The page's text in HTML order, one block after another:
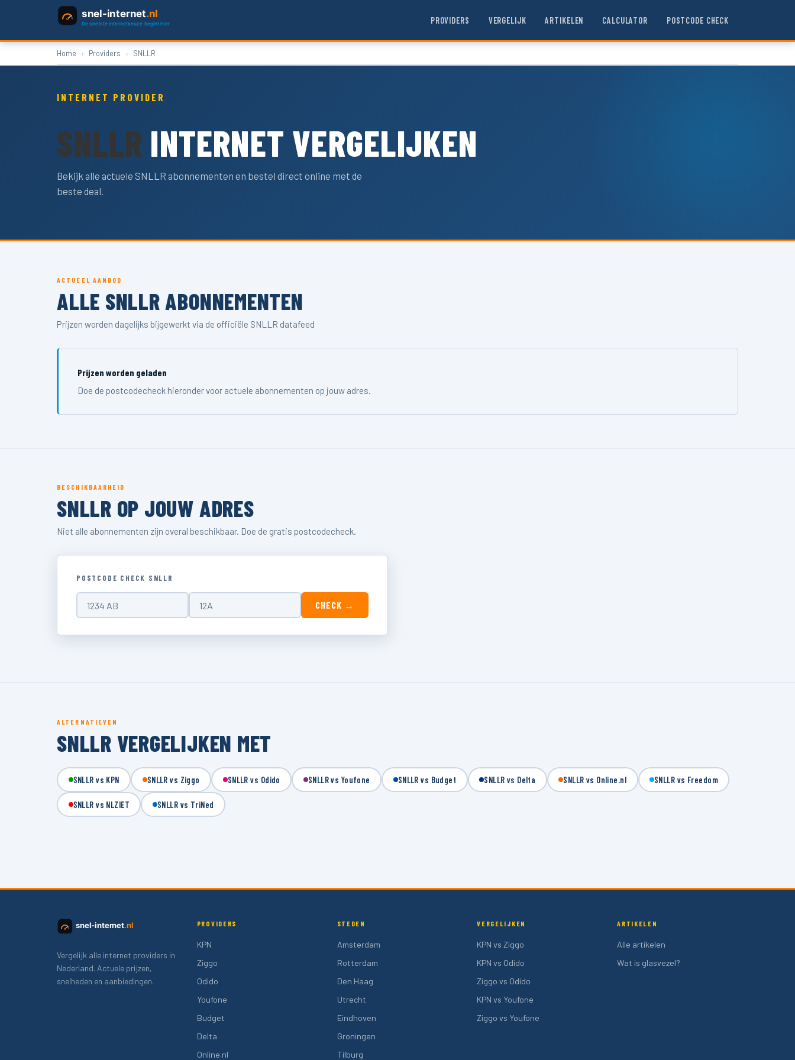
snel-internet.nl
De snelste internetkeuze begint hier PROVIDERS VERGELIJK ARTIKELEN CALCULATOR POSTCODE CHECK
Home Providers SNLLR
INTERNET PROVIDER
SNLLR INTERNET VERGELIJKEN
Bekijk alle actuele SNLLR abonnementen en bestel direct online met de
beste deal.
ACTUEEL AANBOD
ALLE SNLLR ABONNEMENTEN
Prijzen worden dagelijks bijgewerkt via de officiële SNLLR datafeed
Prijzen worden geladen
Doe de postcodecheck hieronder voor actuele abonnementen op jouw adres.
BESCHIKBAARHEID
SNLLR OP JOUW ADRES
Niet alle abonnementen zijn overal beschikbaar. Doe de gratis postcodecheck.
POSTCODE CHECK SNLLR
CHECK →
ALTERNATIEVEN
SNLLR VERGELIJKEN MET
SNLLR vs KPN SNLLR vs Ziggo SNLLR vs Odido SNLLR vs Youfone SNLLR vs Budget SNLLR vs Delta SNLLR vs Online.nl SNLLR vs Freedom
SNLLR vs NLZIET SNLLR vs TriNed
snel-internet.nl
Vergelijk alle internet providers in
Nederland. Actuele prijzen,
snelheden en aanbiedingen.
PROVIDERS
KPN
Ziggo
Odido
Youfone
Budget
Delta
Online.nl
STEDEN
Amsterdam
Rotterdam
Den Haag
Utrecht
Eindhoven
Groningen
Tilburg
VERGELIJKEN
KPN vs Ziggo
KPN vs Odido
Ziggo vs Odido
KPN vs Youfone
Ziggo vs Youfone
ARTIKELEN
Alle artikelen
Wat is glasvezel?